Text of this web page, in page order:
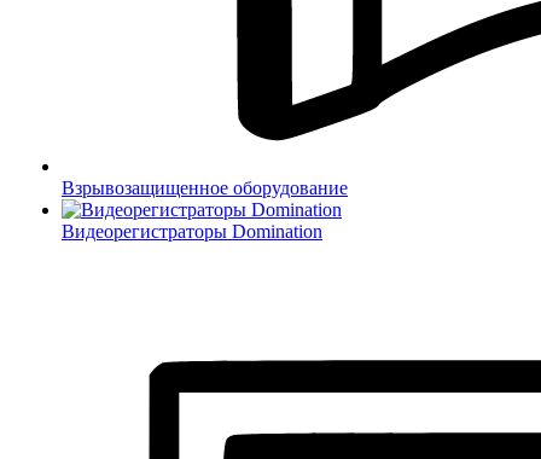
Взрывозащищенное оборудование
Видеорегистраторы Domination